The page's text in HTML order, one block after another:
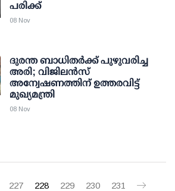
പരിക്ക്
08 Nov
ദുരന്ത ബാധിതര്‍ക്ക് പുഴുവരിച്ച
അരി; വിജിലന്‍സ്
അന്വേഷണത്തിന് ഉത്തരവിട്ട്
മുഖ്യമന്ത്രി
08 Nov
227 228 229 230 231